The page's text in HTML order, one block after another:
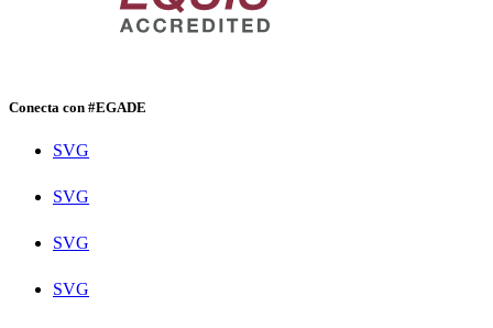
Conecta con #EGADE
SVG
SVG
SVG
SVG